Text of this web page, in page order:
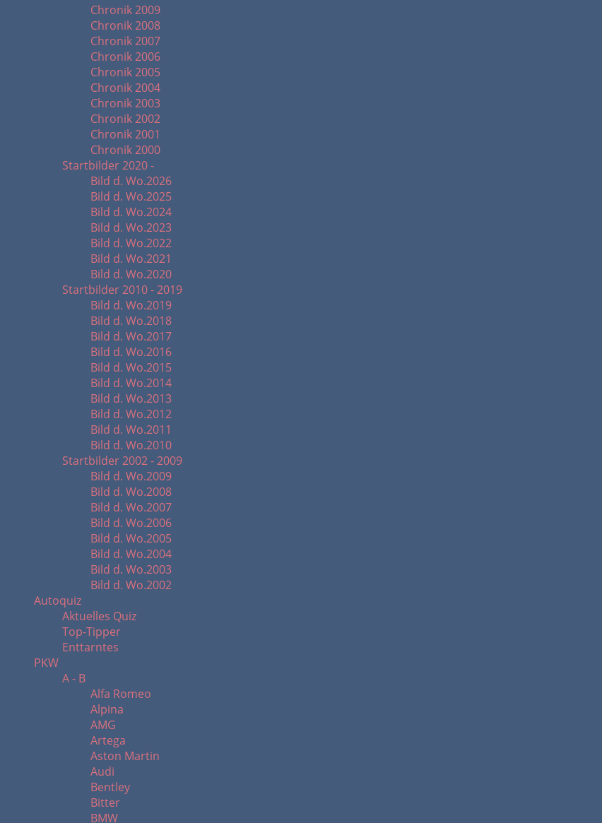
Chronik 2009
Chronik 2008
Chronik 2007
Chronik 2006
Chronik 2005
Chronik 2004
Chronik 2003
Chronik 2002
Chronik 2001
Chronik 2000
Startbilder 2020 -
Bild d. Wo.2026
Bild d. Wo.2025
Bild d. Wo.2024
Bild d. Wo.2023
Bild d. Wo.2022
Bild d. Wo.2021
Bild d. Wo.2020
Startbilder 2010 - 2019
Bild d. Wo.2019
Bild d. Wo.2018
Bild d. Wo.2017
Bild d. Wo.2016
Bild d. Wo.2015
Bild d. Wo.2014
Bild d. Wo.2013
Bild d. Wo.2012
Bild d. Wo.2011
Bild d. Wo.2010
Startbilder 2002 - 2009
Bild d. Wo.2009
Bild d. Wo.2008
Bild d. Wo.2007
Bild d. Wo.2006
Bild d. Wo.2005
Bild d. Wo.2004
Bild d. Wo.2003
Bild d. Wo.2002
Autoquiz
Aktuelles Quiz
Top-Tipper
Enttarntes
PKW
A - B
Alfa Romeo
Alpina
AMG
Artega
Aston Martin
Audi
Bentley
Bitter
BMW